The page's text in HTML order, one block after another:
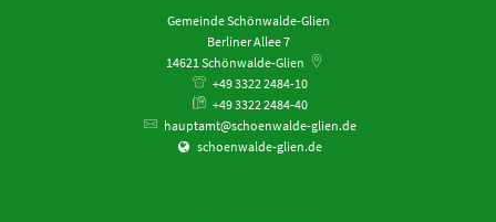
Gemeinde Schönwalde-Glien
Berliner Allee 7
14621 Schönwalde-Glien
+49 3322 2484-10
+49 3322 2484-40
hauptamt@schoenwalde-glien.de
schoenwalde-glien.de